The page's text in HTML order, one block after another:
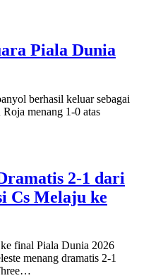
Piala Dunia
berhasil keluar sebagai
menang 1-0 atas
2-1 dari
Cs Melaju ke
final Piala Dunia 2026
menang dramatis 2-1